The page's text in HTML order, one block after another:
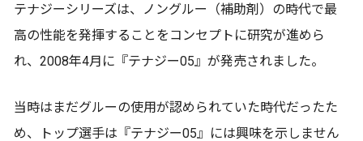
テナジーシリーズは、ノングルー（補助剤）の時代で最
高の性能を発揮することをコンセプトに研究が進めら
れ、2008年4月に『テナジー05』が発売されました。
当時はまだグルーの使用が認められていた時代だったた
め、トップ選手は『テナジー05』には興味を示しません